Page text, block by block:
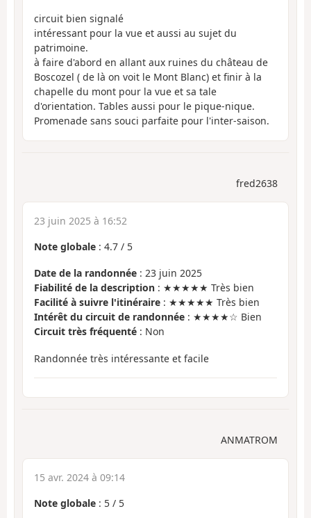
circuit bien signalé
intéressant pour la vue et aussi au sujet du
patrimoine.
à faire d'abord en allant aux ruines du château de
Boscozel ( de là on voit le Mont Blanc) et finir à la
chapelle du mont pour la vue et sa tale
d'orientation. Tables aussi pour le pique-nique.
Promenade sans souci parfaite pour l'inter-saison.
fred2638
23 juin 2025 à 16:52
Note globale : 4.7 / 5
Date de la randonnée : 23 juin 2025
Fiabilité de la description : ★★★★★ Très bien
Facilité à suivre l'itinéraire : ★★★★★ Très bien
Intérêt du circuit de randonnée : ★★★★☆ Bien
Circuit très fréquenté : Non
Randonnée très intéressante et facile
ANMATROM
15 avr. 2024 à 09:14
Note globale : 5 / 5